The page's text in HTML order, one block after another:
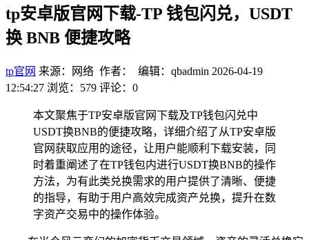
tp安卓版官网下载-TP 钱包闪兑，USDT
换 BNB 便捷攻略
tp官网 来源：网络 作者： 编辑：qbadmin 2026-04-19
12:54:27 浏览：579 评论：0
本文聚焦于TP安卓版官网下载及TP钱包闪兑中
USDT换BNB的便捷攻略，详细介绍了从TP安卓版
官网获取应用的途径，让用户能顺利下载安装，同
时着重阐述了在TP钱包内进行USDT换BNB的操作
方法，为有此类兑换需求的用户提供了清晰、便捷
的指导，有助于用户高效完成资产兑换，提升在数
字资产交易中的操作体验。